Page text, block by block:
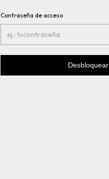
Contraseña de acceso
Desbloquear